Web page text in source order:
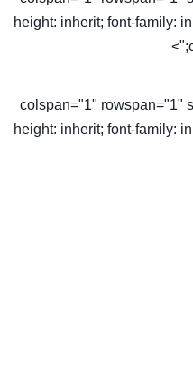
height: inherit; font-family:
< colspan="1"
height: inherit; font-family: